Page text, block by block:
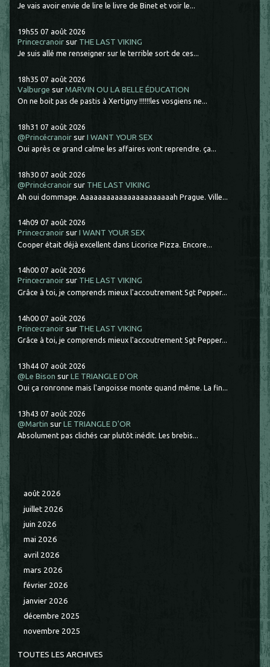
Je vais avoir envie de lire le livre de Binet et voir le...
19h55 07 août 2026
Princecranoir sur THE LAST VIKING
Je suis allé me renseigner sur le terrible sort de ces...
18h35 07 août 2026
Valburge surMARVIN OU LA BELLE ÉDUCATION
On ne boit pas de pastis à Xertigny !!!!!!les vosgiens ne...
18h31 07 août 2026
@Princécranoir surI WANT YOUR SEX
Oui après ce grand calme les affaires vont reprendre. ça...
18h30 07 août 2026
@Princécranoir sur THE LAST VIKING
Ah oui dommage. Aaaaaaaaaaaaaaaaaaaaaah Prague. Ville...
14h09 07 août 2026
Princecranoir surI WANT YOUR SEX
Cooper était déjà excellent dans Licorice Pizza. Encore...
14h00 07 août 2026
Princecranoir sur THE LAST VIKING
Grâce à toi, je comprends mieux l'accoutrement Sgt Pepper...
14h00 07 août 2026
Princecranoir sur THE LAST VIKING
Grâce à toi, je comprends mieux l'accoutrement Sgt Pepper...
13h44 07 août 2026
@Le Bison surLE TRIANGLE D'OR
Oui ça ronronne mais l'angoisse monte quand même. La fin...
13h43 07 août 2026
@Martin surLE TRIANGLE D'OR
Absolument pas clichés car plutôt inédit. Les brebis...
août 2026
juillet 2026
juin 2026
mai 2026
avril 2026
mars 2026
février 2026
janvier 2026
décembre 2025
novembre 2025
TOUTES LES ARCHIVES